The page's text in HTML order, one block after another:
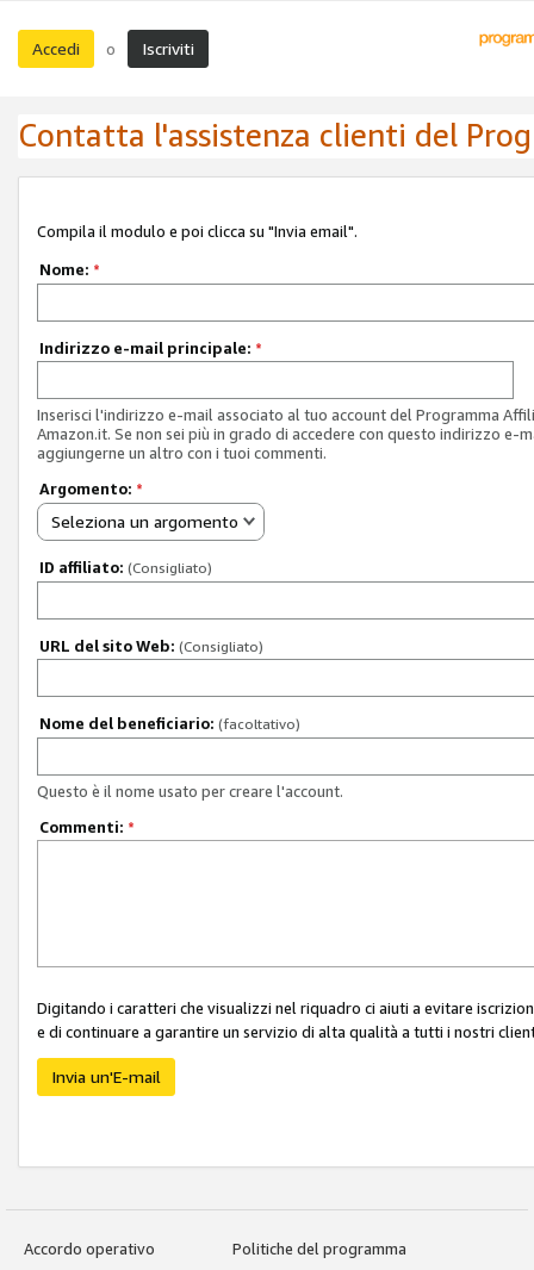
Accedi o Iscriviti
Contatta l'assistenza clienti del
Compila il modulo e poi clicca su "Invia email".
Nome: *
Indirizzo e-mail principale: *
Inserisci l'indirizzo e-mail associato al tuo account del Programma
Amazon.it. Se non sei più in grado di accedere con questo indirizzo e-
aggiungerne un altro con i tuoi commenti.
Argomento: *
Seleziona un argomento
ID affiliato: (Consigliato)
URL del sito Web: (Consigliato)
Nome del beneficiario: (facoltativo)
Questo è il nome usato per creare l'account.
Commenti: *
Digitando i caratteri che visualizzi nel riquadro ci aiuti a evitare
e di continuare a garantire un servizio di alta qualità a tutti i nostri
Invia un'E-mail
Accordo operativo
Politiche del programma